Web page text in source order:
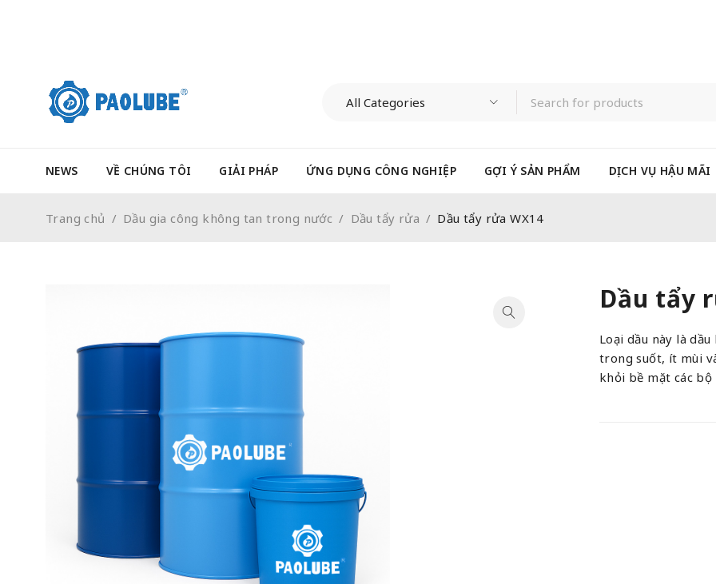
NEWS VỀ CHÚNG TÔI GIẢI PHÁP ỨNG DỤNG CÔNG NGHIỆP GỢI Ý SẢN PHẨM DỊCH VỤ HẬU MÃI
Trang chủ / Dầu gia công không tan trong nước / Dầu tẩy rửa / Dầu tẩy rửa WX14
Dầu tẩy
Loại dầu này là
trong suốt, ít mùi
khỏi bề mặt các